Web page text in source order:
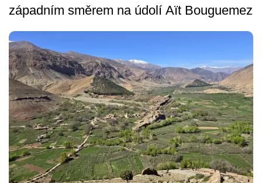
západním směrem na údolí Aït Bouguemez